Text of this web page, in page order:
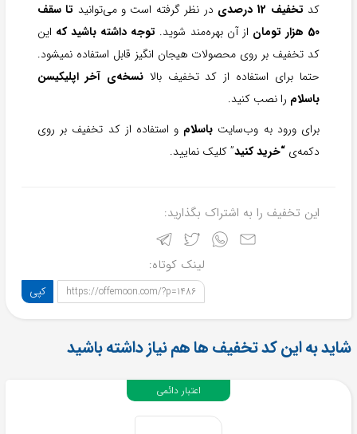
کد تخفیف 12 درصدی در نظر گرفته است و می‌توانید تا سقف
50 هزار تومان
از آن بهره‌مند شوید. توجه داشته باشید که این
کد تخفیف بر روی محصولات هیجان انگیز قابل استفاده نمیشود.
حتما برای استفاده از کد تخفیف بالانسخه‌ی آخر اپلیکیسن
باسلام را نصب کنید.
برای ورود به وب‌سایت باسلام و استفاده از کد تخفیف بر روی
دکمه‌ی “خرید کنید” کلیک نمایید.
این تخفیف را به اشتراک بگذارید:
لینک کوتاه:
https://offemoon.com/?p=1486 کپی
شاید به این کد تخفیف ها هم نیاز داشته باشید
اعتبار دائمی